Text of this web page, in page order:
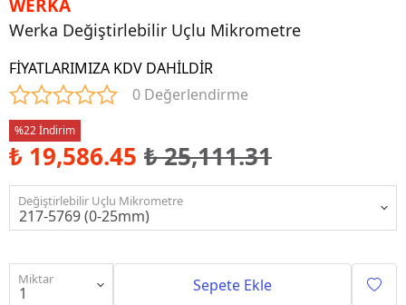
WERKA
Werka Değiştirlebilir Uçlu Mikrometre
FİYATLARIMIZA KDV DAHİLDİR
0 Değerlendirme
%22 İndirim
₺ 19,586.45 ₺ 25,111.31
Değiştirlebilir Uçlu Mikrometre
Miktar Sepete Ekle